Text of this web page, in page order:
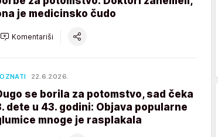
je medicinsko čudo
Komentariši
22.6.2026.
se borila za potomstvo, sad čeka
dete u 43. godini: Objava popularne
mnoge je rasplakala